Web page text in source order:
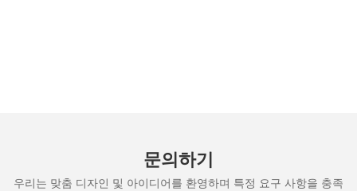
문의하기
우리는 맞춤 디자인 및 아이디어를 환영하며 특정 요구 사항을 충족